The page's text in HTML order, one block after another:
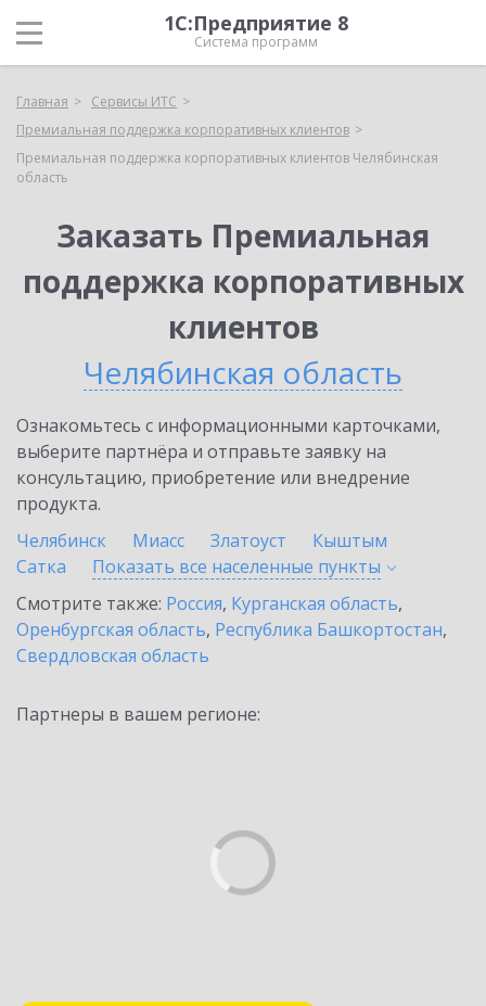
1С:Предприятие 8
Система программ
Главная
Сервисы ИТС
Премиальная поддержка корпоративных клиентов
Премиальная поддержка корпоративных клиентов Челябинская
область
Заказать Премиальная
поддержка корпоративных
клиентов
Челябинская область
Ознакомьтесь с информационными карточками,
выберите партнёра и отправьте заявку на
консультацию, приобретение или внедрение
продукта.
Челябинск
Миасс Златоуст
Кыштым
Сатка
Показать все населенные пункты
Смотрите также: Россия, Курганская область,
Оренбургская область, Республика Башкортостан,
Свердловская область
Партнеры в вашем регионе: